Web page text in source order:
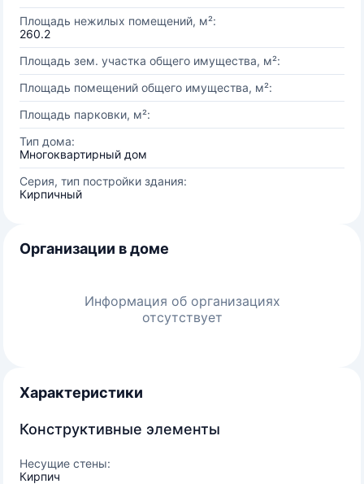
Площадь нежилых помещений, м²:
260.2
Площадь зем. участка общего имущества, м²:
Площадь помещений общего имущества, м²:
Площадь парковки, м²:
Тип дома:
Многоквартирный дом
Серия, тип постройки здания:
Кирпичный
Организации в доме
Информация об организациях
отсутствует
Характеристики
Конструктивные элементы
Несущие стены:
Кирпич